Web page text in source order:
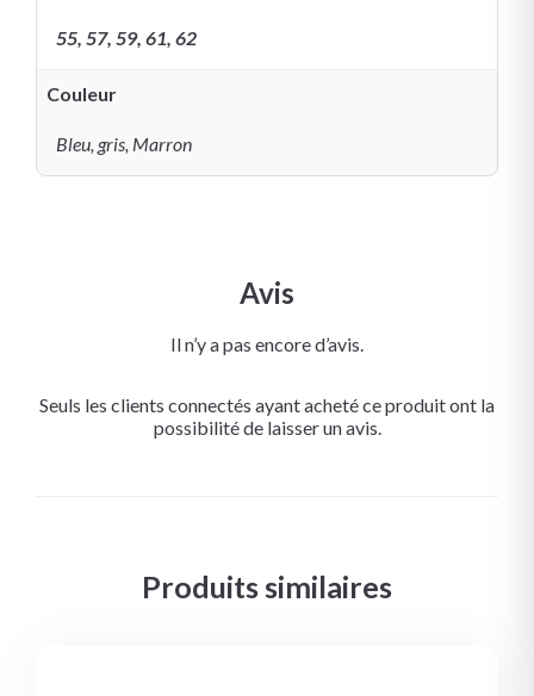
55, 57, 59, 61, 62
Couleur
Bleu, gris, Marron
Avis
Il n’y a pas encore d’avis.
Seuls les clients connectés ayant acheté ce produit ont la
possibilité de laisser un avis.
Produits similaires